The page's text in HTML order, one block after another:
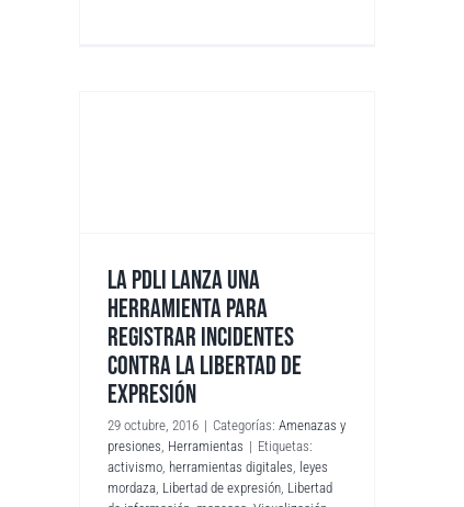
LA PDLI LANZA UNA
HERRAMIENTA PARA
REGISTRAR INCIDENTES
CONTRA LA LIBERTAD DE
EXPRESIÓN
29 octubre, 2016 | Categorías: Amenazas y
presiones Herramientas | Etiquetas:
activismo herramientas digitales leyes
mordaza Libertad de expresión Libertad